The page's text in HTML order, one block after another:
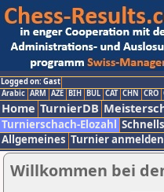
Logged on: Gast
Arabic ARM AZE BIH BUL CAT CHN CRO
Home TurnierDB
Turnierschach-Elozahl
Allgemeines Turnier
Willkommen bei